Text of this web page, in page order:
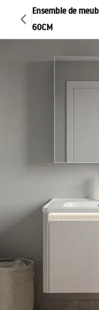
Ensemble de
60CM